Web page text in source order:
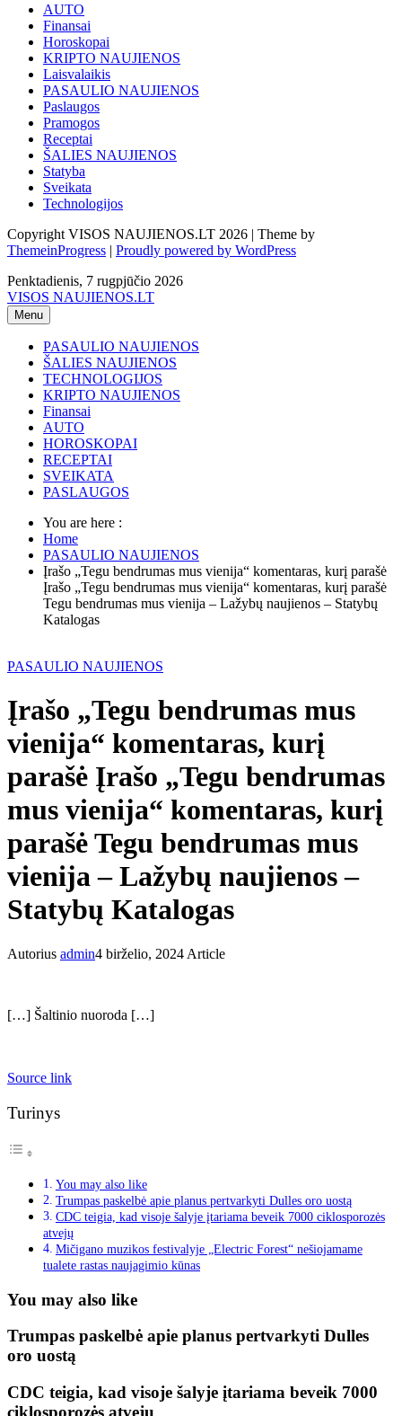
AUTO
Finansai
Horoskopai
KRIPTO NAUJIENOS
Laisvalaikis
PASAULIO NAUJIENOS
Paslaugos
Pramogos
Receptai
ŠALIES NAUJIENOS
Statyba
Sveikata
Technologijos
Copyright VISOS NAUJIENOS.LT 2026 | Theme by
ThemeinProgress | Proudly powered by WordPress
Penktadienis, 7 rugpjūčio 2026
VISOS NAUJIENOS.LT
Menu
PASAULIO NAUJIENOS
ŠALIES NAUJIENOS
TECHNOLOGIJOS
KRIPTO NAUJIENOS
Finansai
AUTO
HOROSKOPAI
RECEPTAI
SVEIKATA
PASLAUGOS
You are here :
Home
PASAULIO NAUJIENOS
Įrašo „Tegu bendrumas mus vienija“ komentaras, kurį parašė
Įrašo „Tegu bendrumas mus vienija“ komentaras, kurį parašė
Tegu bendrumas mus vienija – Lažybų naujienos – Statybų
Katalogas
PASAULIO NAUJIENOS
Įrašo „Tegu bendrumas mus
vienija“ komentaras, kurį
parašė Įrašo „Tegu bendrumas
mus vienija“ komentaras, kurį
parašė Tegu bendrumas mus
vienija – Lažybų naujienos –
Statybų Katalogas
Autorius admin4 birželio, 2024 Article
[…] Šaltinio nuoroda […]
Source link
Turinys
You may also like
Trumpas paskelbė apie planus pertvarkyti Dulles oro uostą
CDC teigia, kad visoje šalyje įtariama beveik 7000 ciklosporozės
atvejų
Mičigano muzikos festivalyje „Electric Forest“ nešiojamame
tualete rastas naujagimio kūnas
You may also like
Trumpas paskelbė apie planus pertvarkyti Dulles
oro uostą
CDC teigia, kad visoje šalyje įtariama beveik 7000
ciklosporozės atvejų